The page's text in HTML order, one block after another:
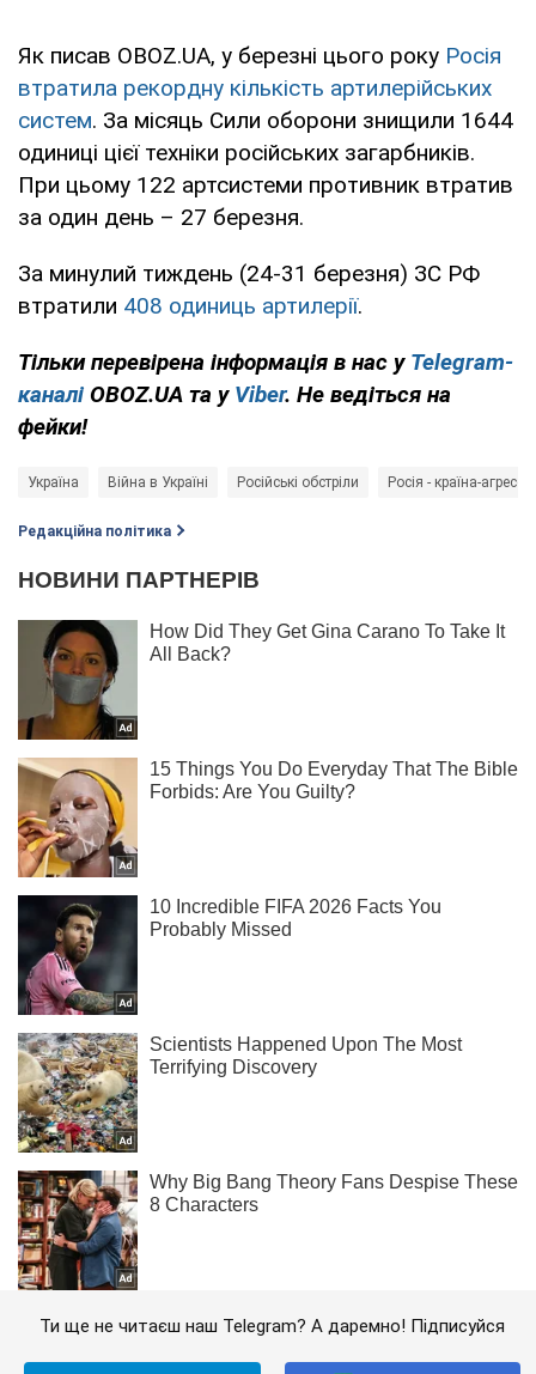
Як писав OBOZ.UA, у березні цього року Росія
втратила рекордну кількість артилерійських
систем. За місяць Сили оборони знищили 1644
одиниці цієї техніки російських загарбників.
При цьому 122 артсистеми противник втратив
за один день – 27 березня.
За минулий тиждень (24-31 березня) ЗС РФ
втратили 408 одиниць артилерії.
Тільки перевірена інформація в нас у Telegram-
каналі OBOZ.UA та у Viber. Не ведіться на
фейки!
Україна Війна в Україні Російські обстріли Росія - країна-агресор
Редакційна політика
Ти ще не читаєш наш Telegram? А даремно! Підписуйся